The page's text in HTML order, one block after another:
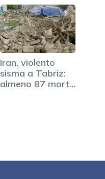
Iran, violento
sisma a Tabriz:
almeno 87 morti